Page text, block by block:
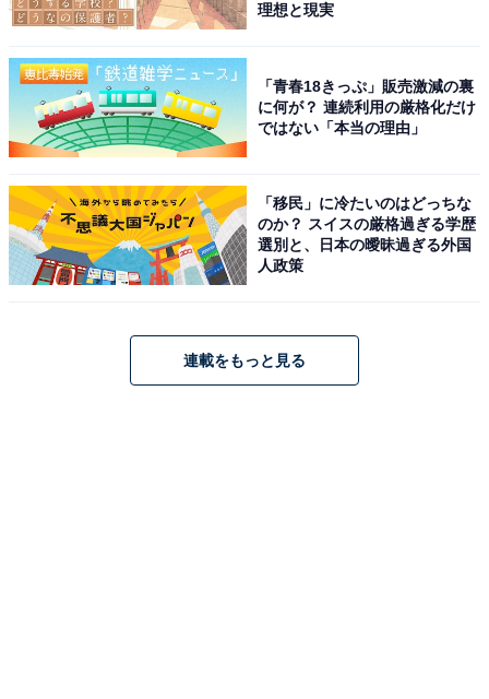
理想と現実
「青春18きっぷ」販売激減の裏
に何が？ 連続利用の厳格化だけ
ではない「本当の理由」
「移民」に冷たいのはどっちな
のか？ スイスの厳格過ぎる学歴
選別と、日本の曖昧過ぎる外国
人政策
連載をもっと見る